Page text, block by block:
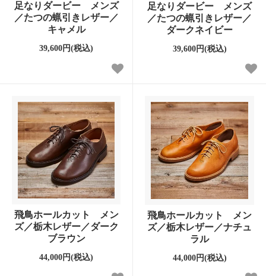
足なりダービー メンズ
／たつの蝋引きレザー／
キャメル
39,600円(税込)
足なりダービー メンズ
／たつの蝋引きレザー／
ダークネイビー
39,600円(税込)
飛鳥ホールカット メン
ズ／栃木レザー／ダーク
ブラウン
44,000円(税込)
飛鳥ホールカット メン
ズ／栃木レザー／ナチュ
ラル
44,000円(税込)